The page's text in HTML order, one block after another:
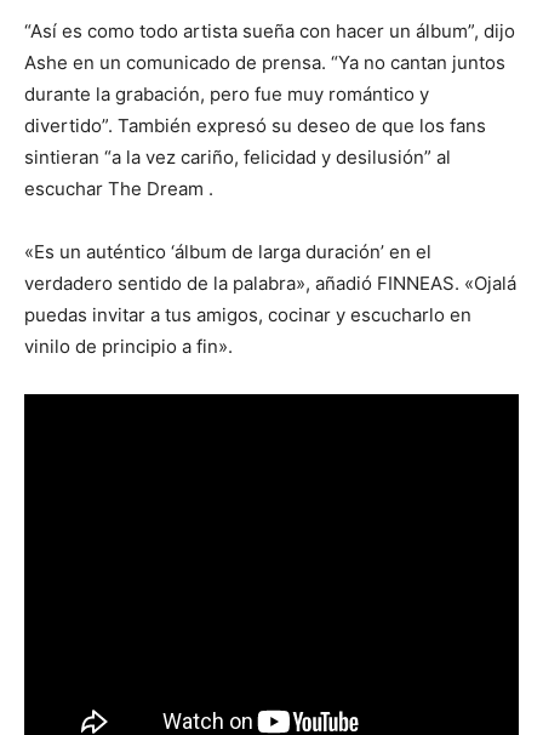
“Así es como todo artista sueña con hacer un álbum”, dijo
Ashe en un comunicado de prensa. “Ya no cantan juntos
durante la grabación, pero fue muy romántico y
divertido”. También expresó su deseo de que los fans
sintieran “a la vez cariño, felicidad y desilusión” al
escuchar The Dream .
«Es un auténtico ‘álbum de larga duración’ en el
verdadero sentido de la palabra», añadió FINNEAS. «Ojalá
puedas invitar a tus amigos, cocinar y escucharlo en
vinilo de principio a fin».